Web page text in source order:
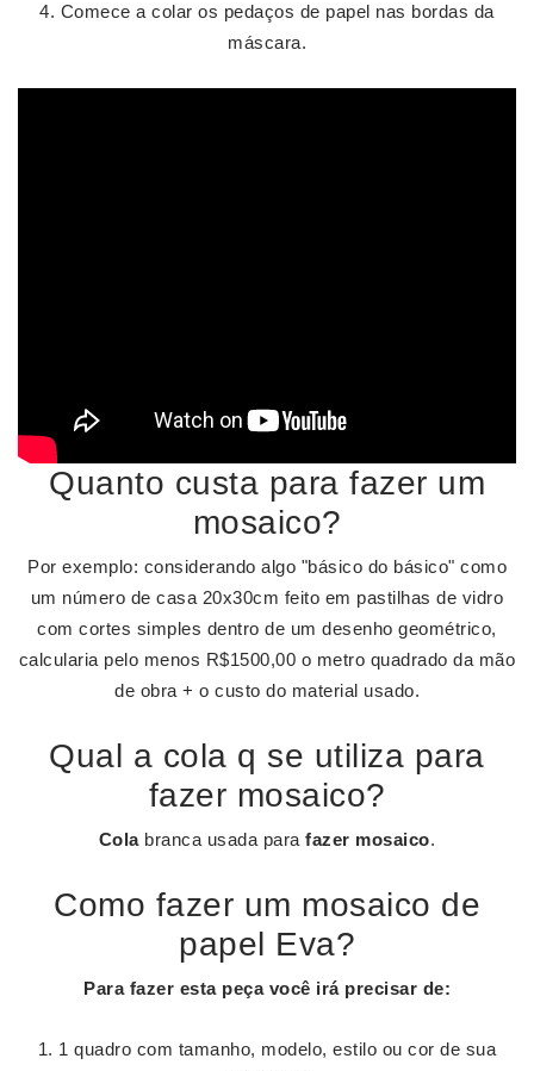
Comece a colar os pedaços de papel nas bordas da
máscara.
Quanto custa para fazer um
mosaico?
Por exemplo: considerando algo "básico do básico" como
um número de casa 20x30cm feito em pastilhas de vidro
com cortes simples dentro de um desenho geométrico,
calcularia pelo menos R$1500,00 o metro quadrado da mão
de obra + o custo do material usado.
Qual a cola q se utiliza para
fazer mosaico?
Colabranca usada parafazer mosaico.
Como fazer um mosaico de
papel Eva?
Para fazer esta peça você irá precisar de:
1 quadro com tamanho, modelo, estilo ou cor de sua